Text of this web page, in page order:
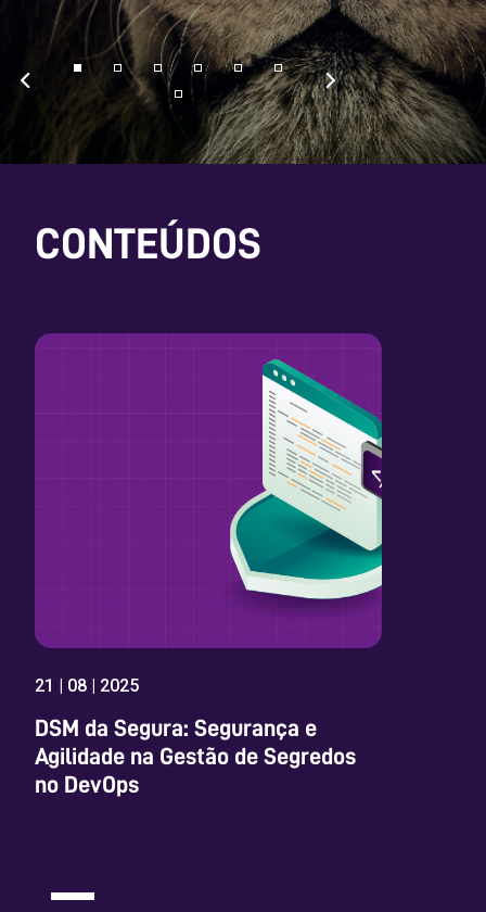
CONTEÚDOS
21 | 08 | 2025
DSM da Segura: Segurança e
Agilidade na Gestão de Segredos
no DevOps